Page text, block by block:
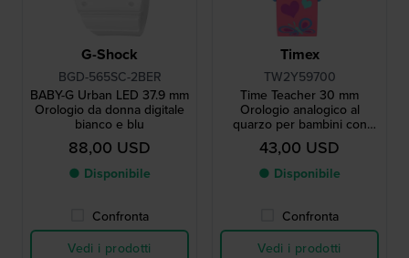
G-Shock
BGD-565SC-2BER
BABY-G Urban LED 37.9 mm
Orologio da donna digitale
bianco e blu
88,00 USD
● Disponibile
Confronta
Vedi i prodotti
Timex
TW2Y59700
Time Teacher 30 mm
Orologio analogico al
quarzo per bambini con
lancette di facile lettura
43,00 USD
● Disponibile
Confronta
Vedi i prodotti